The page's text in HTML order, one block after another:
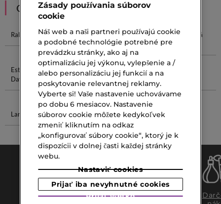
ODPORÚČANIA
Ralph Lauren
Estée Lauder
Makeup
Maska Na
Nohy
Kolagénová
Maska
Estée Lauder
DayWear
Regeneračná
Maska Na
Vlasy
Clarins Očný
Krém
Lancôme Pore
Tampony Do
Vody
Doprava
Expresný
Zásady používania súborov
cookie
Náš web a naši partneri používajú cookie
a podobné technológie potrebné pre
prevádzku stránky, ako aj na
optimalizáciu jej výkonu, vylepšenie a /
alebo personalizáciu jej funkcií a na
poskytovanie relevantnej reklamy.
Vyberte si! Vaše nastavenie uchovávame
po dobu 6 mesiacov. Nastavenie
súborov cookie môžete kedykoľvek
zmeniť kliknutím na odkaz
„konfigurovať súbory cookie“, ktorý je k
dispozícii v dolnej časti každej stránky
webu.
Nastaviť cookies
Prijať iba nevyhnutné cookies
Prijať všetko